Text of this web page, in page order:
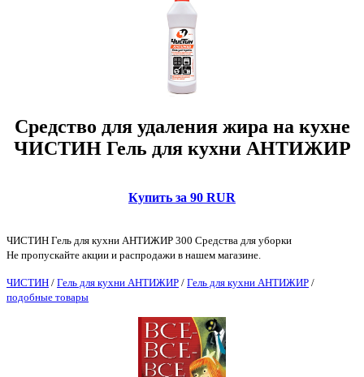
Средство для удаления жира на кухне
ЧИСТИН Гель для кухни АНТИЖИР
Купить за 90 RUR
ЧИСТИН Гель для кухни АНТИЖИР 300 Средства для уборки
Не пропускайте акции и распродажи в нашем магазине.
ЧИСТИН / Гель для кухни АНТИЖИР / Гель для кухни АНТИЖИР /
подобные товары